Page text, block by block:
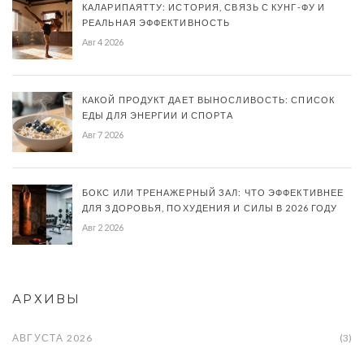
КАЛАРИПАЯТТУ: ИСТОРИЯ, СВЯЗЬ С КУНГ-ФУ И
РЕАЛЬНАЯ ЭФФЕКТИВНОСТЬ
Авг 4 2026
КАКОЙ ПРОДУКТ ДАЕТ ВЫНОСЛИВОСТЬ: СПИСОК
ЕДЫ ДЛЯ ЭНЕРГИИ И СПОРТА
Авг 7 2026
БОКС ИЛИ ТРЕНАЖЕРНЫЙ ЗАЛ: ЧТО ЭФФЕКТИВНЕЕ
ДЛЯ ЗДОРОВЬЯ, ПОХУДЕНИЯ И СИЛЫ В 2026 ГОДУ
Авг 2 2026
АРХИВЫ
АВГУСТА 2026 (3)